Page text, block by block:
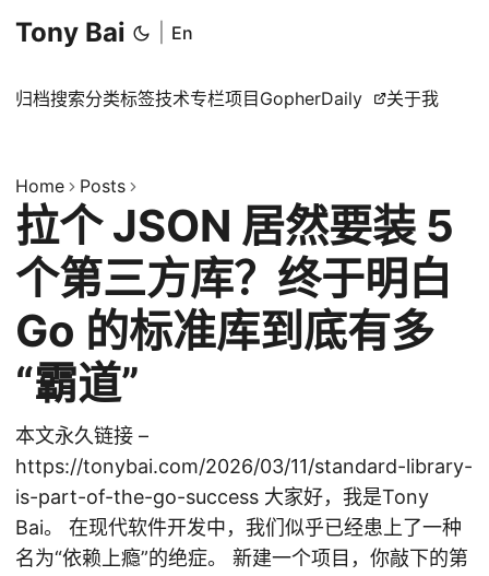
Tony Bai En
归档搜索分类标签技术专栏项目 GopherDaily 关于我
Home Posts
拉个 JSON 居然要装 5
个第三方库？终于明白
Go 的标准库到底有多
“霸道”
本文永久链接 –
https://tonybai.com/2026/03/11/standard-library-
is-part-of-the-go-success 大家好，我是Tony
Bai。 在现代软件开发中，我们似乎已经患上了一种
名为“依赖上瘾”的绝症。 新建一个项目，你敲下的第